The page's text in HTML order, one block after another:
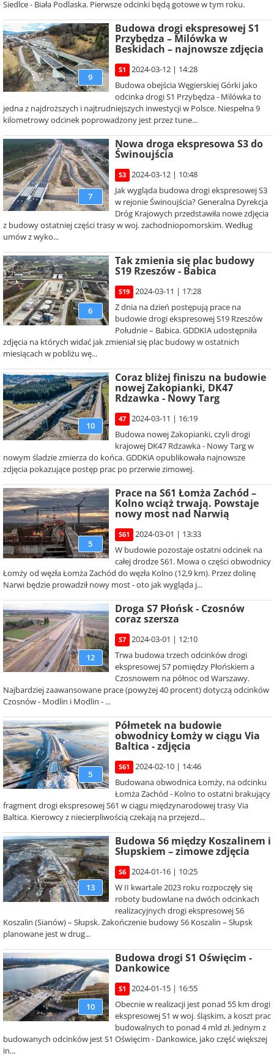
Siedlce - Biała Podlaska. Pierwsze odcinki będą gotowe w tym roku.
9
Budowa drogi ekspresowej S1
Przybędza – Milówka w
Beskidach – najnowsze zdjęcia
S1
2024-03-12 | 14:28
Budowa obejścia Węgierskiej Górki jako
odcinka drogi S1 Przybędza - Milówka to
jedna z najdroższych i najtrudniejszych inwestycji w Polsce. Niespełna 9
kilometrowy odcinek poprowadzony jest przez tune...
7
Nowa droga ekspresowa S3 do
Świnoujścia
S3
2024-03-12 | 10:48
Jak wygląda budowa drogi ekspresowej S3
w rejonie Świnoujścia? Generalna Dyrekcja
Dróg Krajowych przedstawiła nowe zdjęcia
z budowy ostatniej części trasy w woj. zachodniopomorskim. Według
umów z wyko...
6
Tak zmienia się plac budowy
S19 Rzeszów - Babica
S19
2024-03-11 | 17:28
Z dnia na dzień postępują prace na
budowie drogi ekspresowej S19 Rzeszów
Południe – Babica. GDDKIA udostępniła
zdjęcia na których widać jak zmieniał się plac budowy w ostatnich
miesiącach w pobliżu wę...
10
Coraz bliżej finiszu na budowie
nowej Zakopianki, DK47
Rdzawka - Nowy Targ
47
2024-03-11 | 16:19
Budowa nowej Zakopianki, czyli drogi
krajowej DK47 Rdzawka - Nowy Targ w
nowym śladzie zmierza do końca. GDDKiA opublikowała najnowsze
zdjęcia pokazujące postęp prac po przerwie zimowej.
5
Prace na S61 Łomża Zachód –
Kolno wciąż trwają. Powstaje
nowy most nad Narwią
S61
2024-03-01 | 13:33
W budowie pozostaje ostatni odcinek na
całej drodze S61. Mowa o części obwodnicy
Łomży od węzła Łomża Zachód do węzła Kolno (12,9 km). Przez dolinę
Narwi będzie prowadził nowy most - oto jak wygląda j...
12
Droga S7 Płońsk - Czosnów
coraz szersza
S7
2024-03-01 | 12:10
Trwa budowa trzech odcinków drogi
ekspresowej S7 pomiędzy Płońskiem a
Czosnowem na północ od Warszawy.
Najbardziej zaawansowane prace (powyżej 40 procent) dotyczą odcinków
Czosnów - Modlin i Modlin - ...
5
Półmetek na budowie
obwodnicy Łomży w ciągu Via
Baltica - zdjęcia
S61
2024-02-10 | 14:46
Budowana obwodnica Łomży, na odcinku
Łomża Zachód - Kolno to ostatni brakujący
fragment drogi ekspresowej S61 w ciągu międzynarodowej trasy Via
Baltica. Kierowcy z niecierpliwością czekają na przejezd...
13
Budowa S6 między Koszalinem i
Słupskiem – zimowe zdjęcia
S6
2024-01-16 | 10:25
W II kwartale 2023 roku rozpoczęły się
roboty budowlane na dwóch odcinkach
realizacyjnych drogi ekspresowej S6
Koszalin (Sianów) – Słupsk. Zakończenie budowy S6 Koszalin – Słupsk
planowane jest w drug...
10
Budowa drogi S1 Oświęcim -
Dankowice
S1
2024-01-15 | 16:55
Obecnie w realizacji jest ponad 55 km drogi
ekspresowej S1 w woj. śląskim, a koszt prac
budowalnych to ponad 4 mld zł. Jednym z
budowanych odcinków jest S1 Oświęcim - Dankowice, jako część większej
in...